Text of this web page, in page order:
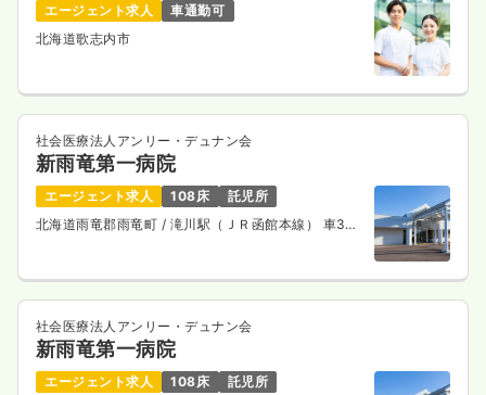
エージェント求人
車通勤可
北海道歌志内市
社会医療法人アンリー・デュナン会
新雨竜第一病院
エージェント求人 108床
託児所
北海道雨竜郡雨竜町 / 滝川駅（ＪＲ函館本線） 車30
社会医療法人アンリー・デュナン会
新雨竜第一病院
エージェント求人 108床
託児所